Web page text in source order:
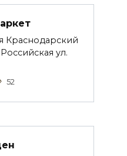
Краснодарский
ул.
52